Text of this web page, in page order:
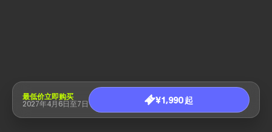
最低价立即购买
2027年4月6日至7日
¥1,990 起